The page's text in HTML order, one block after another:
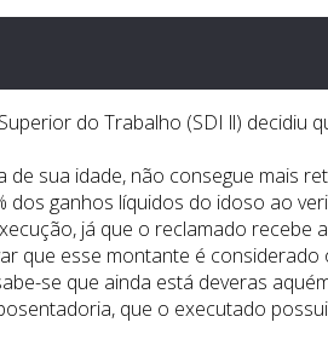
do Trabalho (SDI ll)
sua idade, não consegue mais
ganhos líquidos do idoso ao
já que o reclamado recebe
que esse montante é
se que ainda está deveras
que o executado